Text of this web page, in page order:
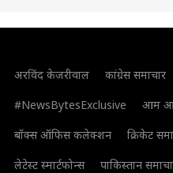
अरविंद केजरीवाल कांग्रेस समाचार
#NewsBytesExclusive
आम
बॉक्स ऑफिस कलेक्शन
क्रिकेट
लेटेस्ट स्मार्टफोन्स
पाकिस्तान